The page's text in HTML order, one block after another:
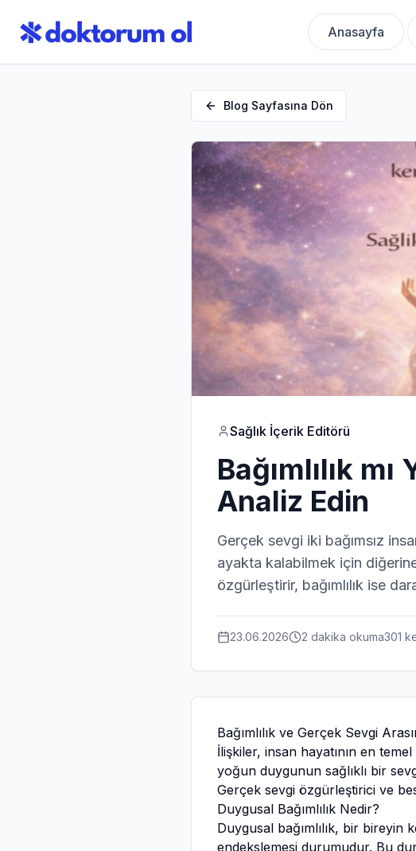
Anasayfa
Blog Sayfasına Dön
Sağlık İçerik Editörü
Bağımlılık
Analiz Edin
Gerçek sevgi iki bağımsız
ayakta kalabilmek için
özgürleştirir, bağımlılık ise
23.06.2026 2 dakika okuma301
Bağımlılık ve Gerçek Sevgi
İlişkiler, insan hayatının en
yoğun duygunun sağlıklı bir
Gerçek sevgi özgürleştirici ve
Duygusal Bağımlılık Nedir?
Duygusal bağımlılık, bir
endekslemesi durumudur. Bu